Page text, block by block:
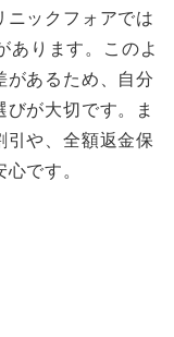
ニックフォアでは
あります。このよ
があるため、自分
が大切です。ま
引や、全額返金保
です。